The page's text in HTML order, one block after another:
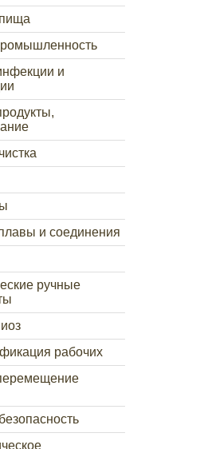
и
и соединения
ручные
рабочих